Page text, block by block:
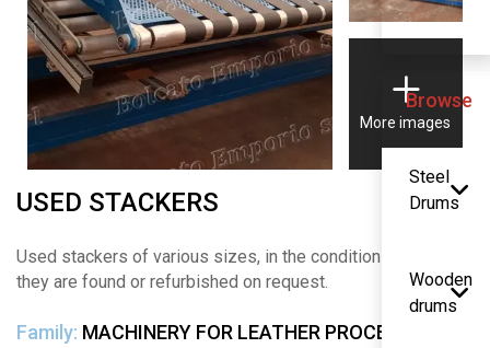
More images
USED STACKERS
Used stackers of various sizes, in the condition in which
they are found or refurbished on request.
Family: MACHINERY FOR LEATHER PROCESSING
Browse
Steel
Drums
Wooden
drums